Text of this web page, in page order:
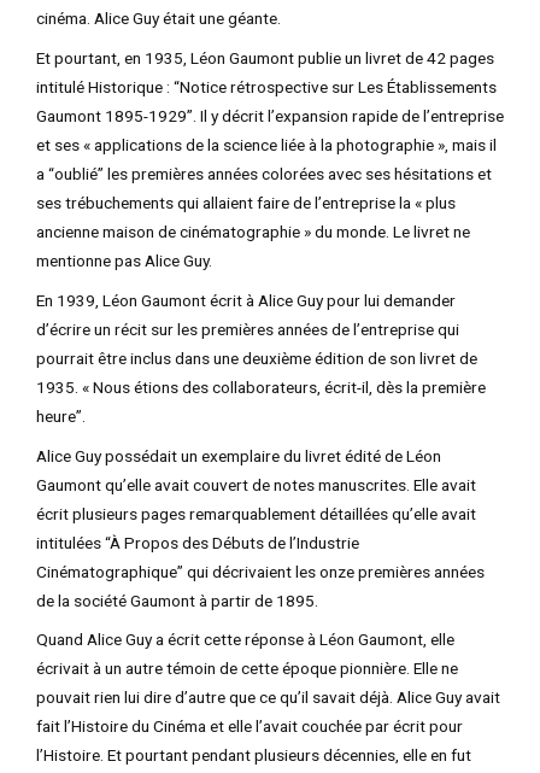
cinéma. Alice Guy était une géante.
Et pourtant, en 1935, Léon Gaumont publie un livret de 42 pages
intitulé Historique : “Notice rétrospective sur Les Établissements
Gaumont 1895-1929”. Il y décrit l’expansion rapide de l’entreprise
et ses « applications de la science liée à la photographie », mais il
a “oublié” les premières années colorées avec ses hésitations et
ses trébuchements qui allaient faire de l’entreprise la « plus
ancienne maison de cinématographie » du monde. Le livret ne
mentionne pas Alice Guy.
En 1939, Léon Gaumont écrit à Alice Guy pour lui demander
d’écrire un récit sur les premières années de l’entreprise qui
pourrait être inclus dans une deuxième édition de son livret de
1935. « Nous étions des collaborateurs, écrit-il, dès la première
heure”.
Alice Guy possédait un exemplaire du livret édité de Léon
Gaumont qu’elle avait couvert de notes manuscrites. Elle avait
écrit plusieurs pages remarquablement détaillées qu’elle avait
intitulées “À Propos des Débuts de l’Industrie
Cinématographique” qui décrivaient les onze premières années
de la société Gaumont à partir de 1895.
Quand Alice Guy a écrit cette réponse à Léon Gaumont, elle
écrivait à un autre témoin de cette époque pionnière. Elle ne
pouvait rien lui dire d’autre que ce qu’il savait déjà. Alice Guy avait
fait l’Histoire du Cinéma et elle l’avait couchée par écrit pour
l’Histoire. Et pourtant pendant plusieurs décennies, elle en fut